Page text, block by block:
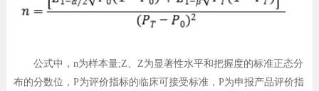
公式中，n为样本量;Z、Z为显著性水平和把握度的标准正态分
布的分数位，P为评价指标的临床可接受标准，P为申报产品评价指